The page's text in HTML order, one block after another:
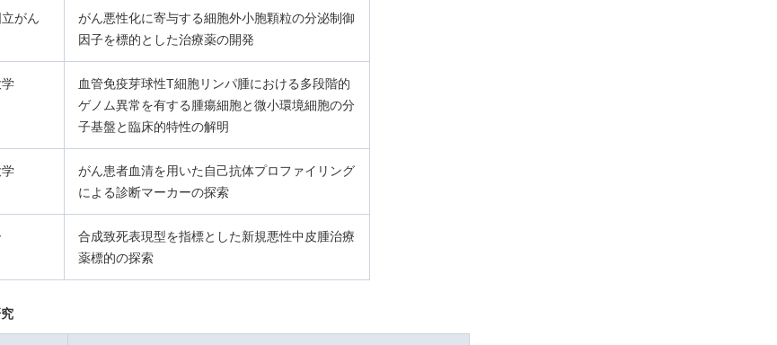
がん
がん悪性化に寄与する細胞外小胞顆粒の分泌制御
因子を標的とした治療薬の開発
血管免疫芽球性T細胞リンパ腫における多段階的
ゲノム異常を有する腫瘍細胞と微小環境細胞の分
子基盤と臨床的特性の解明
がん患者血清を用いた自己抗体プロファイリング
による診断マーカーの探索
合成致死表現型を指標とした新規悪性中皮腫治療
薬標的の探索